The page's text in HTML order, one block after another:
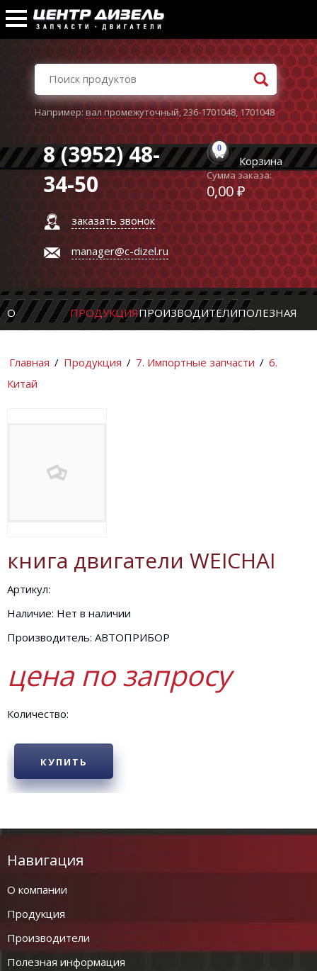
Например:вал промежуточный,236-1701048,1701048
8 (3952) 48-
34-50
заказать звонок
manager@c-dizel.ru
0
Корзина
Сумма заказа:
0,00 ₽
О ПРОДУКЦИЯПРОИЗВОДИТЕЛИПОЛЕЗНАЯ
Главная / Продукция / 7. Импортные запчасти / 6.
Китай
книга двигатели WEICHAI
Артикул:
Наличие: Нет в наличии
Производитель: АВТОПРИБОР
цена по запросу
Количество:
КУПИТЬ
Навигация
О компании
Продукция
Производители
Полезная информация